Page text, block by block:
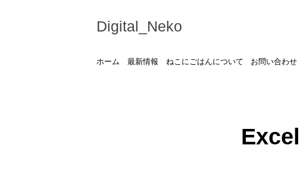
Digital_Neko
ホーム 最新情報 ねこにごはんについて お問い合わせ